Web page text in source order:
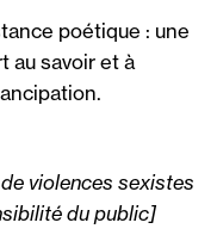
poétique : une
au savoir et à
violences sexistes
du public]